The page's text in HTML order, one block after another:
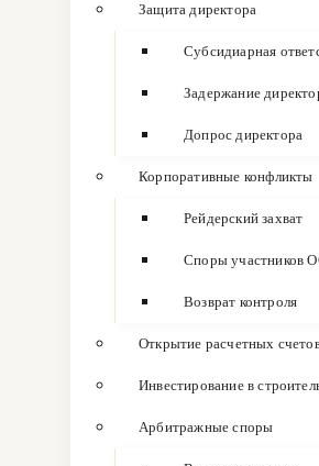
Защита директора
Субсидиарная
Задержание
Допрос директора
Корпоративные конфликты
Рейдерский захват
Споры участников
Возврат контроля
Открытие расчетных
Инвестирование в
Арбитражные споры